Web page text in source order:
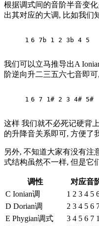
根据调式间的音阶半音变
出其对应的大调, 比如我们
1 6 7b 1 2 3b 4 5
我们可以立马推导出A
阶逆向升二三五六七音即
1 6 7 1# 2 3 4# 5#
这样 我们就不必死记硬背
的升降音关系即可, 方便了
另外, 不知道大家有没有注
式结构虽然不一样, 但是它
调性
对应音
C Ionian调
1 2 3 4 5
D Dorian调
2 3 4 5 6
E Phygian调式
3 4 5 6 7